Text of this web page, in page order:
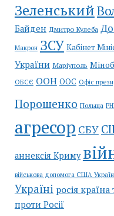
Зеленський
Байден Дмитро Кулеба
Макрон ЗСУ Кабінет
України Маріуполь
ОБСЄ ООН ООС Офіс
Порошенко Польща
агресор СБУ
аннексія Криму
військова допомога США
Україні росія
проти Росії